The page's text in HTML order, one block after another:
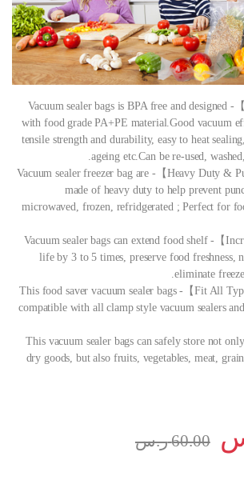
✔️【Safe and Practical】- Vacuum sealer bags is BPA free and designed
with food grade PA+PE material.Good vacuum
tensile strength and durability, easy to heat
ageing etc.Can be re-used,
✔️【Heavy Duty & Puncture Prevention】- Vacuum sealer freezer bag are
made of heavy duty to help prevent
microwaved, frozen, refridgerated ; Perfect for
✔️【Increase Storage Time】- Vacuum sealer bags can extend food shelf
life by 3 to 5 times, preserve food freshness,
eliminate
✔️【Fit All Types Vacuum Sealers】- This food saver vacuum sealer bags
compatible with all clamp style vacuum sealers
✔️【Multi-purpose】- This vacuum sealer bags can safely store not only
dry goods, but also fruits, vegetables, meat,
60.00 ر.س